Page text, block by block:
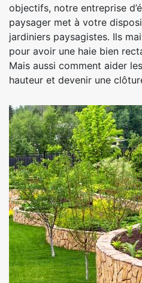
objectifs, notre entreprise
paysager met à votre
jardiniers paysagistes. Ils
pour avoir une haie bien
Mais aussi comment aider
hauteur et devenir une